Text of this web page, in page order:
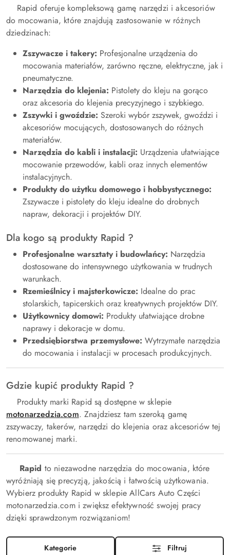
Rapid oferuje kompleksową gamę narzędzi i akcesoriów
do mocowania, które znajdują zastosowanie w różnych
dziedzinach:
Zszywacze i takery: Profesjonalne urządzenia do
mocowania materiałów, zarówno ręczne, elektryczne, jak i
pneumatyczne.
Narzędzia do klejenia: Pistolety do kleju na gorąco
oraz akcesoria do klejenia precyzyjnego i szybkiego.
Zszywki i gwoździe: Szeroki wybór zszywek, gwoździ i
akcesoriów mocujących, dostosowanych do różnych
materiałów.
Narzędzia do kabli i instalacji: Urządzenia ułatwiające
mocowanie przewodów, kabli oraz innych elementów
instalacyjnych.
Produkty do użytku domowego i hobbystycznego:
Zszywacze i pistolety do kleju idealne do drobnych
napraw, dekoracji i projektów DIY.
Dla kogo są produkty Rapid ?
Profesjonalne warsztaty i budowlańcy: Narzędzia
dostosowane do intensywnego użytkowania w trudnych
warunkach.
Rzemieślnicy i majsterkowicze: Idealne do prac
stolarskich, tapicerskich oraz kreatywnych projektów DIY.
Użytkownicy domowi: Produkty ułatwiające drobne
naprawy i dekoracje w domu.
Przedsiębiorstwa przemysłowe: Wytrzymałe narzędzia
do mocowania i instalacji w procesach produkcyjnych.
Gdzie kupić produkty Rapid ?
Produkty marki Rapid są dostępne w sklepie
motonarzedzia.com. Znajdziesz tam szeroką gamę
zszywaczy, takerów, narzędzi do klejenia oraz akcesoriów tej
renomowanej marki.
Rapid to niezawodne narzędzia do mocowania, które
wyróżniają się precyzją, jakością i łatwością użytkowania.
Wybierz produkty Rapid w sklepie AllCars Auto Części
motonarzedzia.com i zwiększ efektywność swojej pracy
dzięki sprawdzonym rozwiązaniom!
Kategorie Filtruj